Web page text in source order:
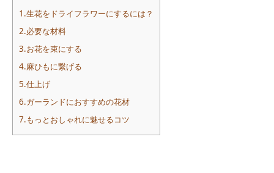
1.生花をドライフラワーにするには？
2.必要な材料
3.お花を束にする
4.麻ひもに繋げる
5.仕上げ
6.ガーランドにおすすめの花材
7.もっとおしゃれに魅せるコツ